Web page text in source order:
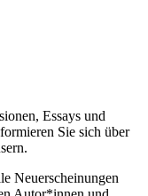
Essays und
Sie sich über
Neuerscheinungen